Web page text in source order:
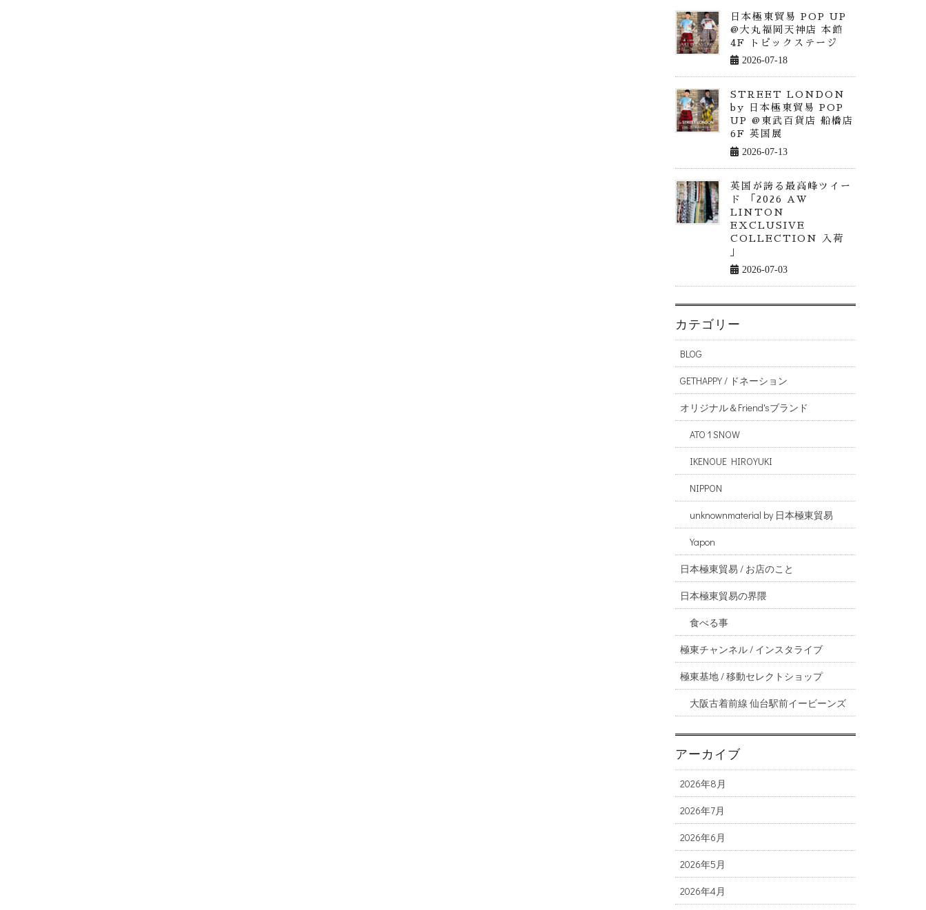
日本極東貿易 POP UP
@大丸福岡天神店 本館
4F トピックステージ
2026-07-18
STREET LONDON
by 日本極東貿易 POP
UP @東武百貨店 船橋店
6F 英国展
2026-07-13
英国が誇る最高峰ツイー
ド 「2026 AW
LINTON
EXCLUSIVE
COLLECTION 入荷
」
2026-07-03
カテゴリー
BLOG
GETHAPPY / ドネーション
オリジナル＆Friend'sブランド
ATO 1 SNOW
IKENOUE HIROYUKI
NIPPON
unknownmaterial by 日本極東貿易
Yapon
日本極東貿易 / お店のこと
日本極東貿易の界隈
食べる事
極東チャンネル / インスタライブ
極東基地 / 移動セレクトショップ
大阪古着前線 仙台駅前イービーンズ
アーカイブ
2026年8月
2026年7月
2026年6月
2026年5月
2026年4月